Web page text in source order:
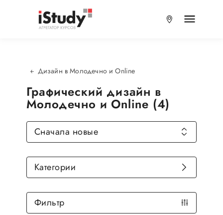
Дизайн в Молодечно и Online
Графический дизайн в
Молодечно и Online (4)
Сначала новые
Категории
Фильтр